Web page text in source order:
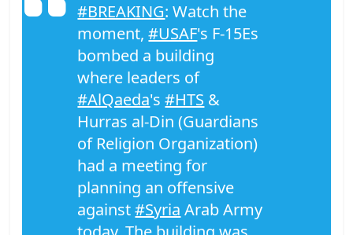
#BREAKING: Watch the
moment,#USAF's F-15Es
bombed a building
where leaders of
#AlQaeda's#HTS &
Hurras al-Din (Guardians
of Religion Organization)
had a meeting for
planning an offensive
against#Syria Arab Army